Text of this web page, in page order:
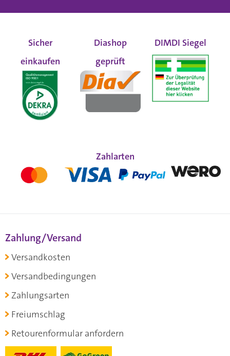
Sicher
einkaufen
Diashop
geprüft
DIMDI Siegel
Zahlarten
Zahlung/Versand
Versandkosten
Versandbedingungen
Zahlungsarten
Freiumschlag
Retourenformular anfordern